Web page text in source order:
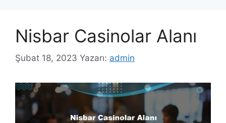
Nisbar Casinolar Alanı
Şubat 18, 2023 Yazarı: admin